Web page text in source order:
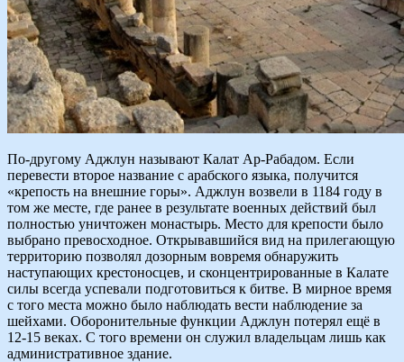
По-другому Аджлун называют Калат Ар-Рабадом. Если
перевести второе название с арабского языка, получится
«крепость на внешние горы». Аджлун возвели в 1184 году в
том же месте, где ранее в результате военных действий был
полностью уничтожен монастырь. Место для крепости было
выбрано превосходное. Открывавшийся вид на прилегающую
территорию позволял дозорным вовремя обнаружить
наступающих крестоносцев, и сконцентрированные в Калате
силы всегда успевали подготовиться к битве. В мирное время
с того места можно было наблюдать вести наблюдение за
шейхами. Оборонительные функции Аджлун потерял ещё в
12-15 веках. С того времени он служил владельцам лишь как
административное здание.